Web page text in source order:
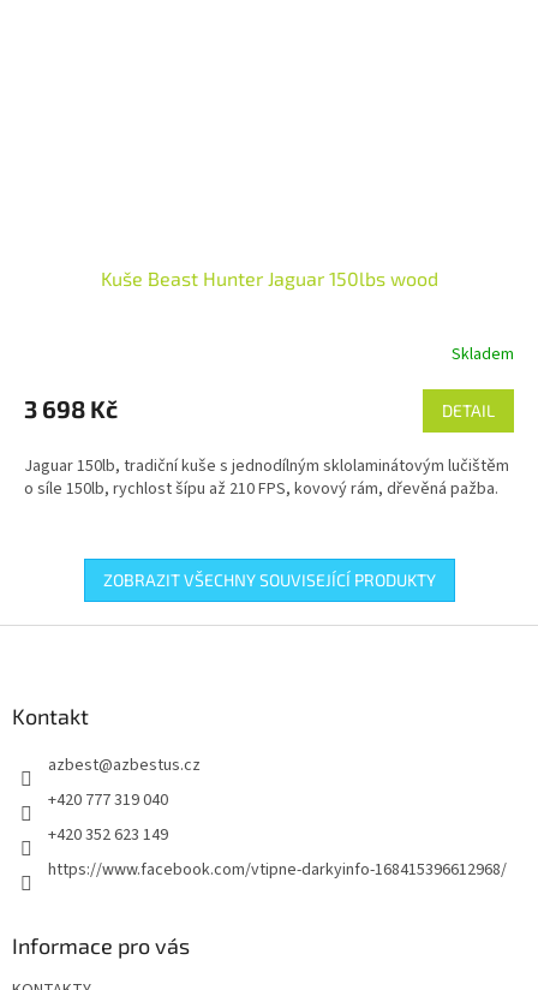
Kuše Beast Hunter Jaguar 150lbs wood
Skladem
3 698 Kč DETAIL
Jaguar 150lb, tradiční kuše s jednodílným sklolaminátovým lučištěm
o síle 150lb, rychlost šípu až 210 FPS, kovový rám, dřevěná pažba.
ZOBRAZIT VŠECHNY SOUVISEJÍCÍ PRODUKTY
Kontakt
azbest@azbestus.cz
+420 777 319 040
+420 352 623 149
https://www.facebook.com/vtipne-darkyinfo-168415396612968/
Informace pro vás